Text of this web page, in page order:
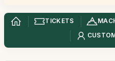
TICKETS